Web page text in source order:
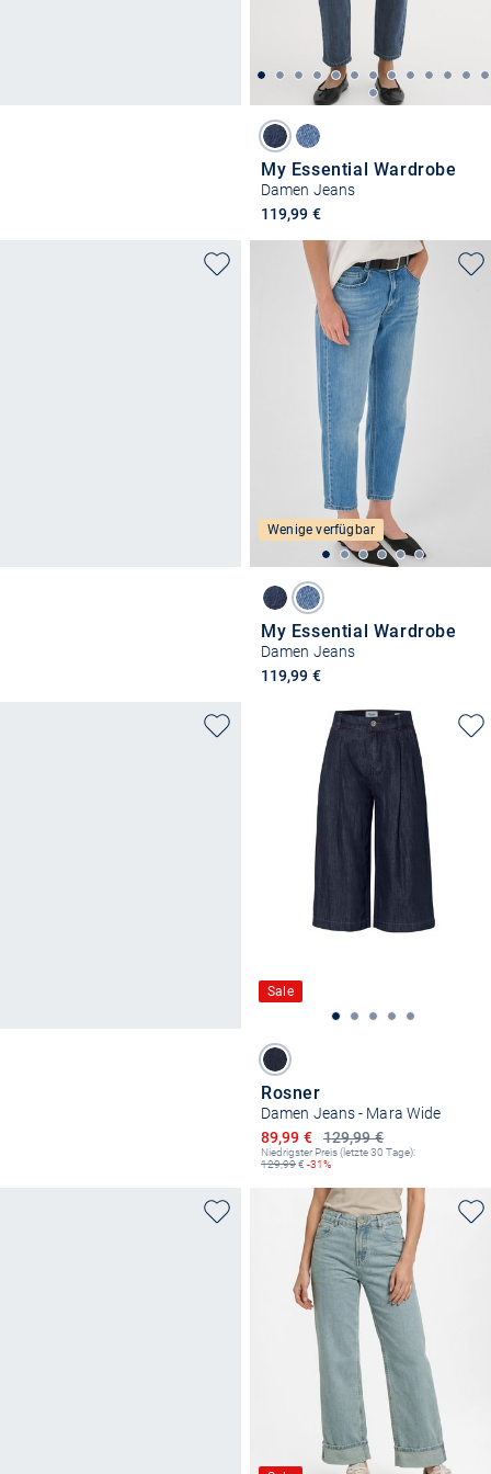
My Essential Wardrobe
Damen Jeans
119,99 €
Wenige verfügbar
My Essential Wardrobe
Damen Jeans
119,99 €
Sale
Rosner
Damen Jeans - Mara Wide
129,99 €
Ermäßigter Preis
89,99 €
Niedrigster Preis (letzte 30 Tage):
129,99€ -31%